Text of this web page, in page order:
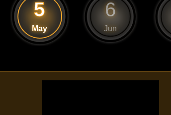
5
May
6
Jun